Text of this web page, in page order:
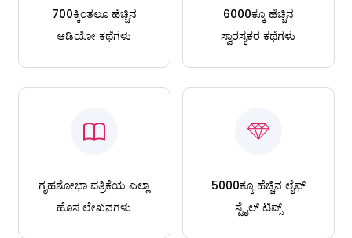
700ಕ್ಕಿಂತಲೂ ಹೆಚ್ಚಿನ
ಆಡಿಯೋ ಕಥೆಗಳು
6000ಕ್ಕೂ ಹೆಚ್ಚಿನ
ಸ್ವಾರಸ್ಯಕರ ಕಥೆಗಳು
ಗೃಹಶೋಭಾ ಪತ್ರಿಕೆಯ ಎಲ್ಲಾ
ಹೊಸ ಲೇಖನಗಳು
5000ಕ್ಕೂ ಹೆಚ್ಚಿನ ಲೈಫ್
ಸ್ಟೈಲ್ ಟಿಪ್ಸ್